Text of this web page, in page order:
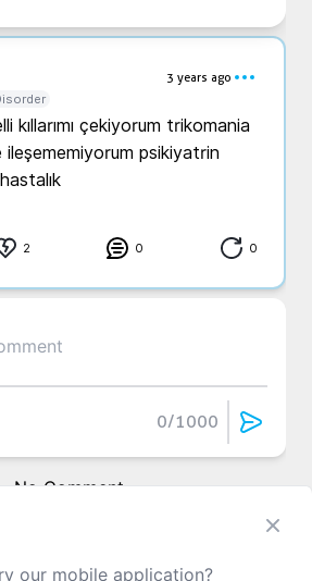
3 years ago
kıllarımı çekiyorum trikomania
ileşememiyorum psikiyatrin
2 0 0
0/1000
No Comment
our mobile application?